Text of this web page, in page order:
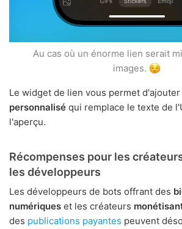
Au cas où un énorme lien serait
images.
Le widget de lien vous permet d'ajouter
personnalisé qui remplace le texte de
l'aperçu.
Récompenses pour les
les développeurs
Les développeurs de bots offrant des
numériques et les créateurs
des publications payantes peuvent